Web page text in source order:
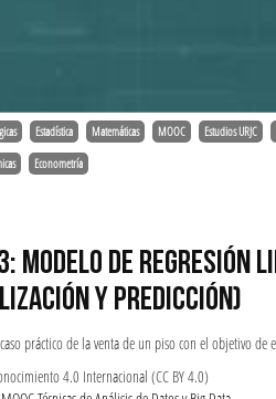
Estadística Matemáticas MOOC Estudios URJC
Econometría
MODELO DE REGRESIÓN
Y PREDICCIÓN)
práctico de la venta de un piso con el objetivo
4.0 Internacional (CC BY 4.0)